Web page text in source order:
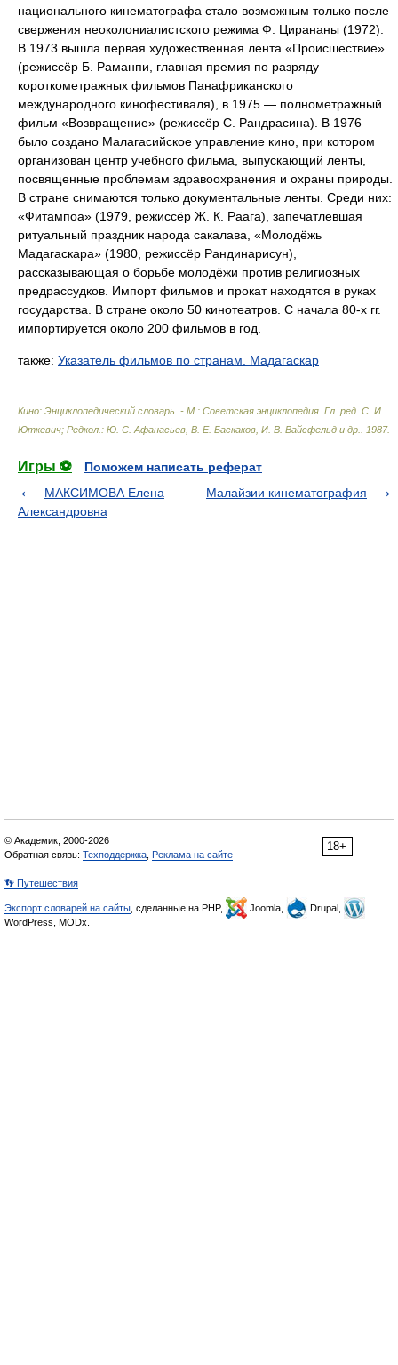
национального кинематографа стало возможным только после
свержения неоколониалистского режима Ф. Цирананы (1972).
В 1973 вышла первая художественная лента «Происшествие»
(режиссёр Б. Раманпи, главная премия по разряду
короткометражных фильмов Панафриканского
международного кинофестиваля), в 1975 — полнометражный
фильм «Возвращение» (режиссёр С. Рандрасина). В 1976
было создано Малагасийское управление кино, при котором
организован центр учебного фильма, выпускающий ленты,
посвященные проблемам здравоохранения и охраны природы.
В стране снимаются только документальные ленты. Среди них:
«Фитампоа» (1979, режиссёр Ж. К. Раага), запечатлевшая
ритуальный праздник народа сакалава, «Молодёжь
Мадагаскара» (1980, режиссёр Рандинарисун),
рассказывающая о борьбе молодёжи против религиозных
предрассудков. Импорт фильмов и прокат находятся в руках
государства. В стране около 50 кинотеатров. С начала 80-х гг.
импортируется около 200 фильмов в год.
также: Указатель фильмов по странам. Мадагаскар
Кино: Энциклопедический словарь. - М.: Советская энциклопедия Гл. ред. С. И.
Юткевич; Редкол.: Ю. С. Афанасьев, В. Е. Баскаков, И. В. Вайсфельд и др.
1987.
Игры ⚽
Поможем написать реферат
МАКСИМОВА Елена
Александровна
Малайзии кинематография
18+
© Академик, 2000-2026
Обратная связь: Техподдержка Реклама на сайте
👣 Путешествия
Экспорт словарей на сайты , сделанные на PHP, Joomla,
Drupal,
WordPress, MODx.